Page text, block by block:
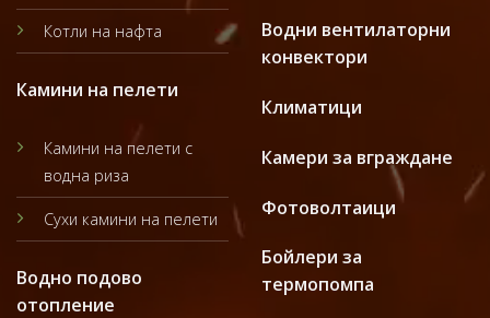
Котли на нафта
Камини на пелети
Камини на пелети с
водна риза
Сухи камини на пелети
Водно подово
отопление
Водни вентилаторни
конвектори
Климатици
Камери за вграждане
Фотоволтаици
Бойлери за
термопомпа